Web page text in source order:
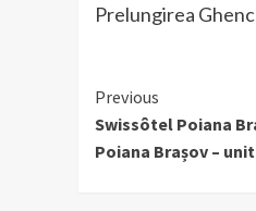
Prelungirea
Continue
Reading
Previous
Swissôtel Poiana
Poiana Brașov –